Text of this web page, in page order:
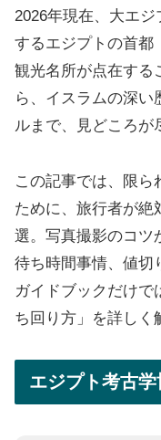
2026年現在、大エ
するエジプトの首都
観光名所が点在する
ら、イスラムの深
ルまで、見どころが
この記事では、限ら
ために、旅行者が絶
選。写真撮影のコツ
待ち時間事情、値切
ガイドブックだけで
ち回り方」を詳しく
エジプト考古